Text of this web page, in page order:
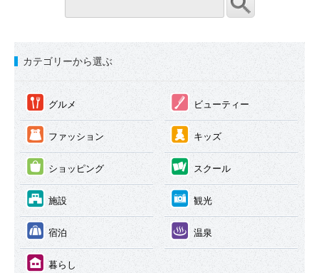
カテゴリーから選ぶ
① グルメ ② ビューティー
③ ファッション ④ キッズ
⑤ ショッピング ⑥ スクール
⑦ 施設 ⑧ 観光
⑨ 宿泊 ⑩ 温泉
⑪ 暮らし